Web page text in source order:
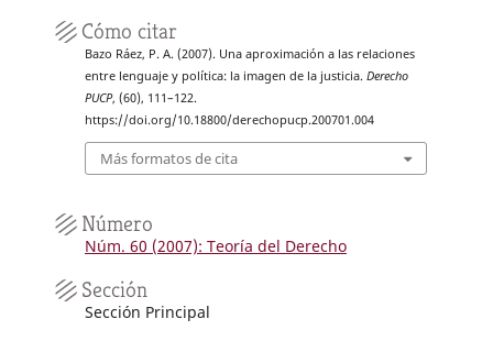
Cómo citar
Bazo Ráez, P. A. (2007). Una aproximación a las relaciones
entre lenguaje y política: la imagen de la justicia. Derecho
PUCP, (60), 111–122.
https://doi.org/10.18800/derechopucp.200701.004
Más formatos de cita
Número
Núm. 60 (2007): Teoría del Derecho
Sección
Sección Principal